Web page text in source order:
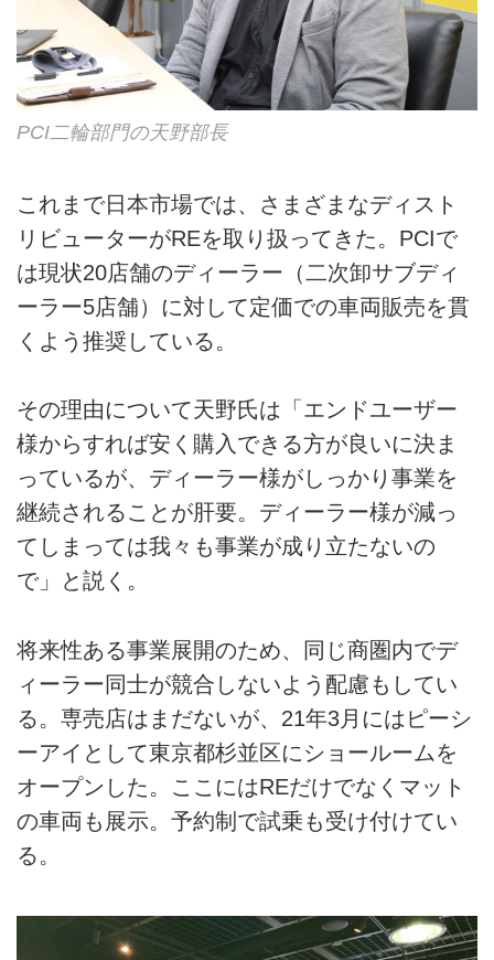
PCI二輪部門の天野部長
これまで日本市場では、さまざまなディスト
リビューターがREを取り扱ってきた。PCIで
は現状20店舗のディーラー（二次卸サブディ
ーラー5店舗）に対して定価での車両販売を貫
くよう推奨している。
その理由について天野氏は「エンドユーザー
様からすれば安く購入できる方が良いに決ま
っているが、ディーラー様がしっかり事業を
継続されることが肝要。ディーラー様が減っ
てしまっては我々も事業が成り立たないの
で」と説く。
将来性ある事業展開のため、同じ商圏内でデ
ィーラー同士が競合しないよう配慮もしてい
る。専売店はまだないが、21年3月にはピーシ
ーアイとして東京都杉並区にショールームを
オープンした。ここにはREだけでなくマット
の車両も展示。予約制で試乗も受け付けてい
る。